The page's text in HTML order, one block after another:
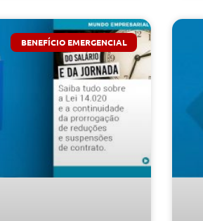
BENEFÍCIO EMERGENCIAL